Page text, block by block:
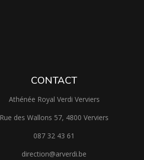
CONTACT
Athénée Royal Verdi Verviers
Rue des Wallons 57, 4800 Verviers
087 32 43 61
direction@arverdi.be